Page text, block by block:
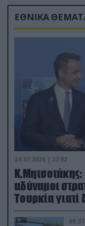
ΕΘΝΙΚΑ
24.07.2026 | 22:02
Κ.Μητσοτάκης:
αδύναμοι
Τουρκία γιατί
(βίντεο)